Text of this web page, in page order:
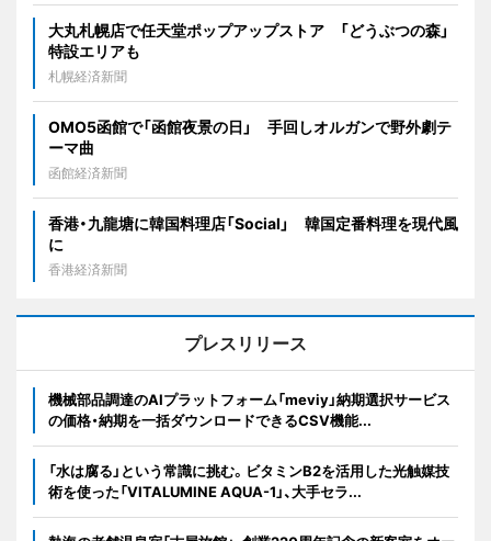
大丸札幌店で任天堂ポップアップストア 「どうぶつの森」
特設エリアも
札幌経済新聞
OMO5函館で「函館夜景の日」 手回しオルガンで野外劇テ
ーマ曲
函館経済新聞
香港・九龍塘に韓国料理店「Social」 韓国定番料理を現代風
に
香港経済新聞
プレスリリース
機械部品調達のAIプラットフォーム「meviy」納期選択サービス
の価格・納期を一括ダウンロードできるCSV機能...
「水は腐る」という常識に挑む。ビタミンB2を活用した光触媒技
術を使った「VITALUMINE AQUA-1」、大手セラ...